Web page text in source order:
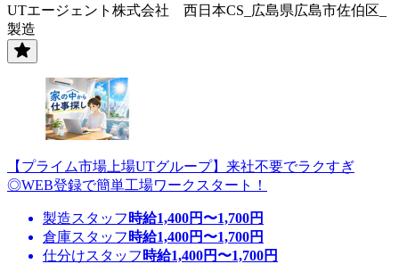
UTエージェント株式会社 西日本CS_広島県広島市佐伯区_
製造
【プライム市場上場UTグループ】来社不要でラクすぎ
◎WEB登録で簡単工場ワークスタート！
製造スタッフ 時給1,400円〜1,700円
倉庫スタッフ 時給1,400円〜1,700円
仕分けスタッフ 時給1,400円〜1,700円